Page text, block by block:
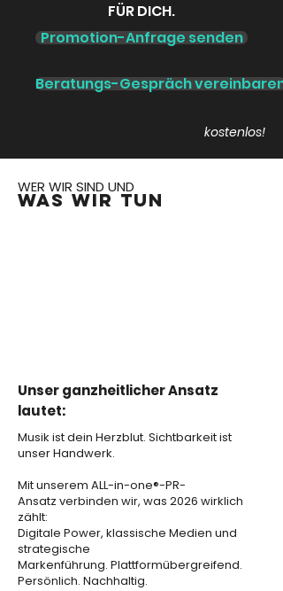
FÜR DICH.
Promotion-Anfrage senden
Beratungs-Gespräch vereinbaren
kostenlos!
WER WIR SIND UND
WAS WIR TUN
Unser ganzheitlicher Ansatz
lautet:
Musik ist dein Herzblut. Sichtbarkeit ist
unser Handwerk.
Mit unserem ALL-in-one®-PR-
Ansatz verbinden wir, was 2026 wirklich
zählt:
Digitale Power, klassische Medien und
strategische
Markenführung. Plattformübergreifend.
Persönlich. Nachhaltig.